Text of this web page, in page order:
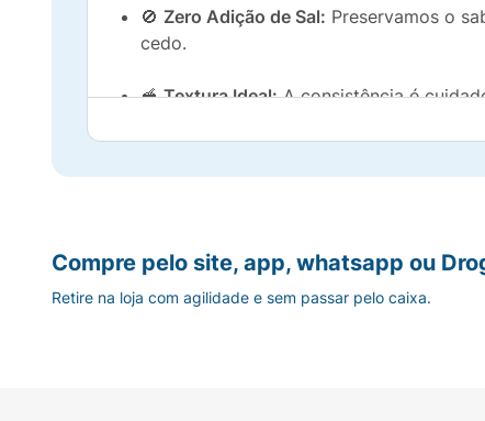
🚫 Zero Adição de Sal: Preservamos o
cedo.
🥣Textura Ideal:A consistência é
🔥Própria para Micro-ondas (NOVO!):
✅Para Bebês +6 Meses:Perfeita para
Embalagem:Contém 2 potinhos de 120g
Compre pelo site, app, whatsapp ou
Retire na loja com agilidade e sem passar pelo caixa.